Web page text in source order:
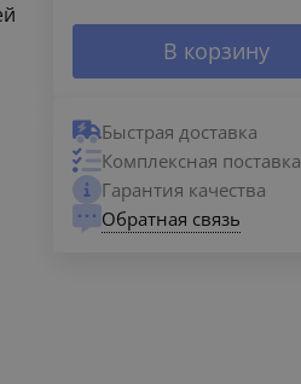
В корзину
Быстрая доставка
Комплексная поставка
Гарантия качества
Обратная связь